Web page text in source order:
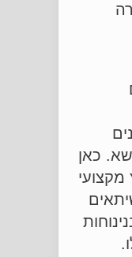
כאן
מקצועי